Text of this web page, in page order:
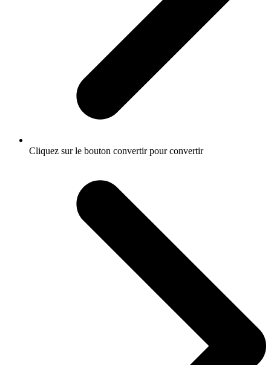
Cliquez sur le bouton convertir pour convertir